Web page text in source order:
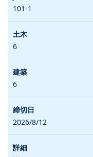
101-1
6
6
2026/8/12